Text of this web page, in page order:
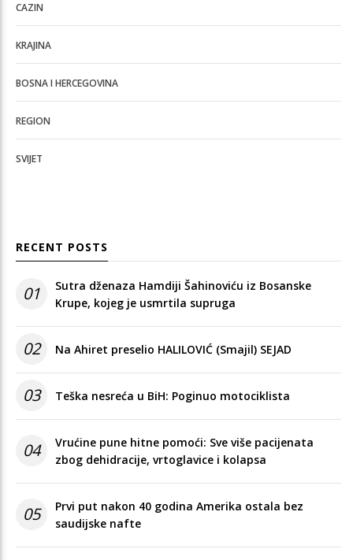
CAZIN
KRAJINA
BOSNA I HERCEGOVINA
REGION
SVIJET
RECENT POSTS
01
Sutra dženaza Hamdiji Šahinoviću iz Bosanske
Krupe, kojeg je usmrtila supruga
02 Na Ahiret preselio HALILOVIĆ (Smajil) SEJAD
03 Teška nesreća u BiH: Poginuo motociklista
04
Vrućine pune hitne pomoći: Sve više pacijenata
zbog dehidracije, vrtoglavice i kolapsa
05
Prvi put nakon 40 godina Amerika ostala bez
saudijske nafte